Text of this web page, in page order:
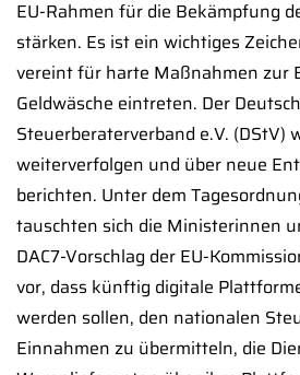
EU-Rahmen für die Bekämpfung
stärken. Es ist ein wichtiges
vereint für harte Maßnahmen zur
Geldwäsche eintreten. Der
Steuerberaterverband e.V. (DStV)
weiterverfolgen und über neue
berichten. Unter dem
tauschten sich die Ministerinnen
DAC7-Vorschlag der EU-
vor, dass künftig digitale
werden sollen, den nationalen
Einnahmen zu übermitteln, die